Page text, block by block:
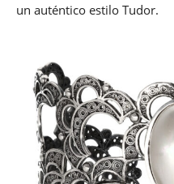
un auténtico estilo Tudor.